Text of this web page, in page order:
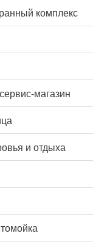
комплекс
магазин
и отдыха